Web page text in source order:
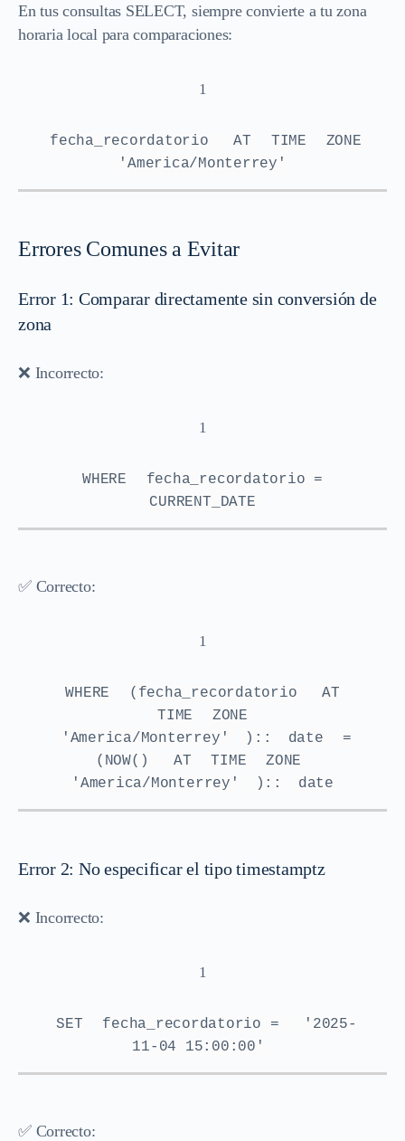
En tus consultas SELECT, siempre convierte a tu zona
horaria local para comparaciones:
1
fecha_recordatorio AT TIME
ZONE
'America/Monterrey'
Errores Comunes a Evitar
Error 1: Comparar directamente sin conversión de
zona
❌ Incorrecto:
1
WHERE
fecha_recordatorio =
CURRENT_DATE
✅ Correcto:
1
WHERE (fecha_recordatorio
AT
TIME
ZONE
'America/Monterrey'
):: date
=
(NOW()
AT TIME
ZONE
'America/Monterrey'
):: date
Error 2: No especificar el tipo timestamptz
❌ Incorrecto:
1
SET fecha_recordatorio =
'2025-
11-04 15:00:00'
✅ Correcto: